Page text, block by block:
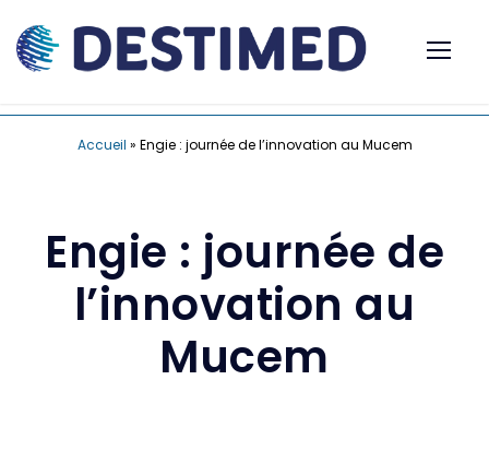
Accueil » Engie : journée de l’innovation au Mucem
Engie : journée de
l’innovation au
Mucem